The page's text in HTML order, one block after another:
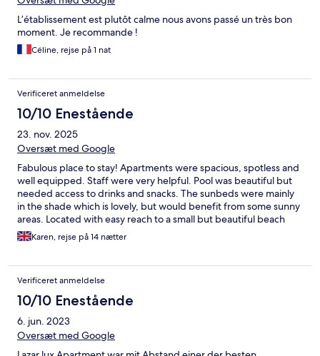
L’établissement est plutôt calme nous avons passé un très bon
moment. Je recommande !
Céline, rejse på 1 nat
Verificeret anmeldelse
10/10 Enestående
23. nov. 2025
Oversæt med Google
Fabulous place to stay! Apartments were spacious, spotless and
well equipped. Staff were very helpful. Pool was beautiful but
needed access to drinks and snacks. The sunbeds were mainly
in the shade which is lovely, but would benefit from some sunny
areas. Located with easy reach to a small but beautiful beach
with tavernas, bar and small shop. Not far from Eloundas, Agios
Nikolas and other . Would definitely recommend.
Karen, rejse på 14 nætter
Verificeret anmeldelse
10/10 Enestående
6. jun. 2023
Oversæt med Google